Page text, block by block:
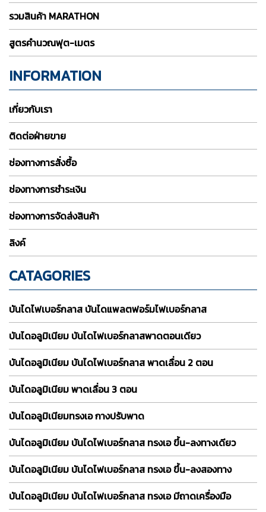
รวมสินค้า MARATHON
สูตรคำนวณฟุต-เมตร
INFORMATION
เกี่ยวกับเรา
ติดต่อฝ่ายขาย
ช่องทางการสั่งซื้อ
ช่องทางการชำระเงิน
ช่องทางการจัดส่งสินค้า
ลิงค์
CATAGORIES
บันไดไฟเบอร์กลาส บันไดแพลตฟอร์มไฟเบอร์กลาส
บันไดอลูมิเนียม บันไดไฟเบอร์กลาสพาดตอนเดียว
บันไดอลูมิเนียม บันไดไฟเบอร์กลาส พาดเลื่อน 2 ตอน
บันไดอลูมิเนียม พาดเลื่อน 3 ตอน
บันไดอลูมิเนียมทรงเอ กางปรับพาด
บันไดอลูมิเนียม บันไดไฟเบอร์กลาส ทรงเอ ขึ้น-ลงทางเดียว
บันไดอลูมิเนียม บันไดไฟเบอร์กลาส ทรงเอ ขึ้น-ลงสองทาง
บันไดอลูมิเนียม บันไดไฟเบอร์กลาส ทรงเอ มีถาดเครื่องมือ